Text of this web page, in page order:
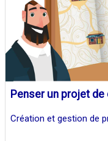
Penser un projet
Création et gestion de